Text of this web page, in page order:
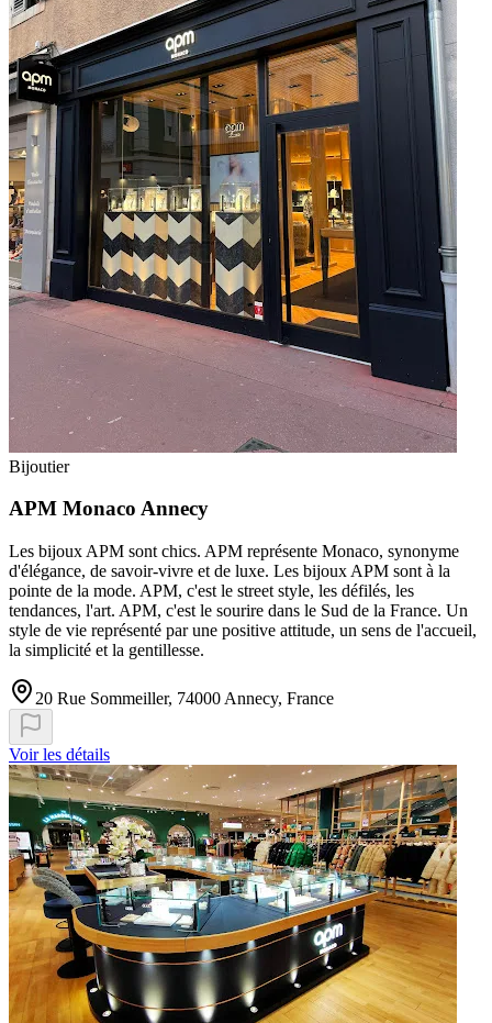
Bijoutier
APM Monaco Annecy
Les bijoux APM sont chics. APM représente Monaco, synonyme
d'élégance, de savoir-vivre et de luxe. Les bijoux APM sont à la
pointe de la mode. APM, c'est le street style, les défilés, les
tendances, l'art. APM, c'est le sourire dans le Sud de la France. Un
style de vie représenté par une positive attitude, un sens de l'accueil,
la simplicité et la gentillesse.
20 Rue Sommeiller, 74000 Annecy, France
Voir les détails